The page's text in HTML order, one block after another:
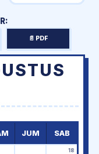
📄 PDF
JUM SAB
18